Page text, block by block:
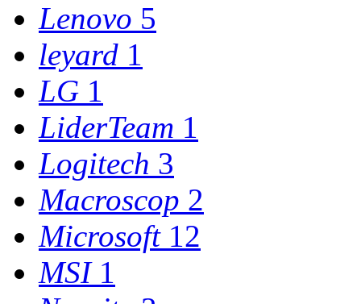
Lenovo 5
leyard 1
LG 1
LiderTeam 1
Logitech 3
Macroscop 2
Microsoft 12
MSI 1